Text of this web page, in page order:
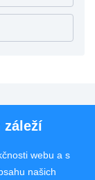
záleží
webu a s
našich